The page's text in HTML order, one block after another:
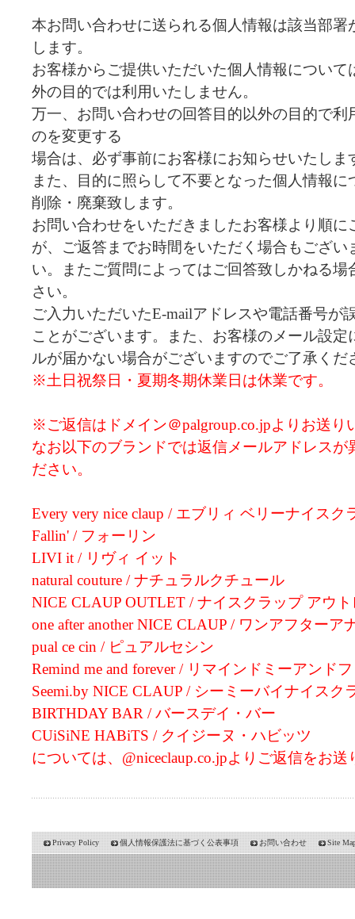
本お問い合わせに送られる個人情報は該当部
します。
お客様からご提供いただいた個人情報につい
外の目的では利用いたしません。
万一、お問い合わせの回答目的以外の目的で
のを変更する
場合は、必ず事前にお客様にお知らせいたしま
また、目的に照らして不要となった個人情報
削除・廃棄致します。
お問い合わせをいただきましたお客様より順
が、ご返答までお時間をいただく場合もござ
い。またご質問によってはご回答致しかねる
さい。
ご入力いただいたE-mailアドレスや電話番号が
ことがございます。また、お客様のメール設
ルが届かない場合がございますのでご了承くだ
※土日祝祭日・夏期冬期休業日は休業です。
※ご返信はドメイン＠palgroup.co.jpよりお送り
なお以下のブランドでは返信メールアドレス
ださい。
Every very nice claup / エブリィ ベリーナイスク
Fallin' / フォーリン
LIVI it / リヴィ イット
natural couture / ナチュラルクチュール
NICE CLAUP OUTLET / ナイスクラップ アウ
one after another NICE CLAUP / ワンアフターア
pual ce cin / ピュアルセシン
Remind me and forever / リマインドミーアンド
Seemi.by NICE CLAUP / シーミーバイナイスク
BIRTHDAY BAR / バースデイ・バー
CUiSiNE HABiTS / クイジーヌ・ハビッツ
については、@niceclaup.co.jpよりご返信をお
Privacy Policy 個人情報保護法に基づく公表事項 お問い合わせ Site